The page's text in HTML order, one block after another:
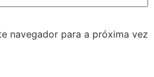
navegador para a próxima vez